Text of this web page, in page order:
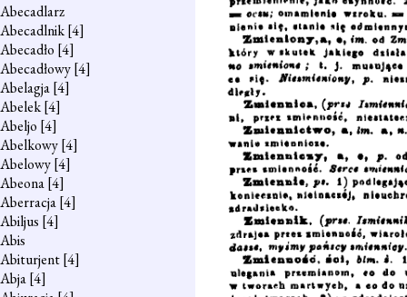
Abecadlarz
Abecadlnik[4]
Abecadło [4]
Abecadłowy[4]
Abelagja[4]
Abelek[4]
Abeljo [4]
Abelkowy[4]
Abelowy[4]
Abeona[4]
Aberracja[4]
Abiljus [4]
Abis
Abiturjent[4]
Abja[4]